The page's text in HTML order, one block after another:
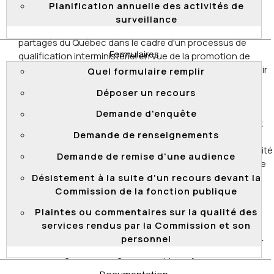
Planification annuelle des activités de
surveillance
Formulaires
Quel formulaire remplir
Déposer un recours
Demande d'enquête
Demande de renseignements
Demande de remise d'une audience
Désistement à la suite d'un recours devant la
Commission de la fonction publique
Plaintes ou commentaires sur la qualité des
services rendus par la Commission et son
personnel
, par deux candidats ayant échoué à une
partagés du Québec dans le cadre d'un processus de
qualification interministériel en vue de la promotion de
cadre, classe 4. Les candidats estiment qu’on doit arrondir
additionner pour obtenir la note finale. Or, seule la note
finale a été arrondie à l’unité. La Commission juge que la
méthode d’arrondissement des résultats retenue permet
de constater impartialement la valeur des candidats. En
conséquence, la Commission ne décèle aucune irrégularité
ou illégalité dans la procédure d’évaluation utilisée dans le
cadre de ce processus de qualification.
2017 QCCFP 50
Processus de qualification en vue de la promotion –
évaluation écrite – méthode d’arrondissement des
résultats – arrondissement de la note finale raisonnable –